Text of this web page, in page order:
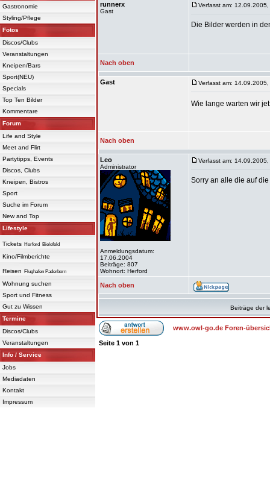
Gastronomie
Styling/Pflege
Fotos
Discos/Clubs
Veranstaltungen
Kneipen/Bars
Sport(NEU)
Specials
Top Ten Bilder
Kommentare
Forum
Life and Style
Meet and Flirt
Partytipps, Events
Discos, Clubs
Kneipen, Bistros
Sport
Suche im Forum
New and Top
Lifestyle
Tickets Herford Bielefeld
Kino/Filmberichte
Reisen Flughafen Paderborn
Wohnung suchen
Sport und Fitness
Gut zu Wissen
Termine
Discos/Clubs
Veranstaltungen
Info / Service
Jobs
Mediadaten
Kontakt
Impressum
runnerx
Gast
Verfasst am:
Die Bilder werden in
Nach oben
Gast Verfasst am:
Wie lange warten wir
Nach oben
Leo
Administrator
Anmeldungsdatum:
17.06.2004
Beiträge: 807
Wohnort: Herford
Verfasst am:
Sorry an alle die auf
Nach oben
Beiträge der
www.owl-go.de Foren-
Seite 1 von 1